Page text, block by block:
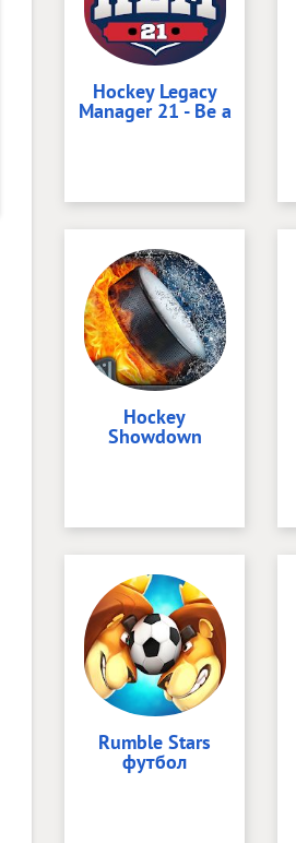
Hockey Legacy
Manager 21 - Be a
Hockey
Showdown
Rumble Stars
футбол